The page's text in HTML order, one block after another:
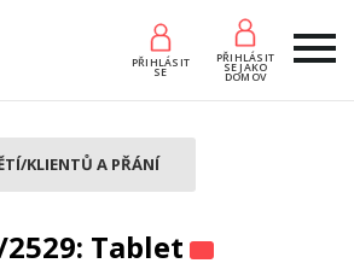
PŘIHLÁSIT
SE
PŘIHLÁSIT
SE JAKO
DOMOV
Tablet
KLIENTŮ A PŘÁNÍ